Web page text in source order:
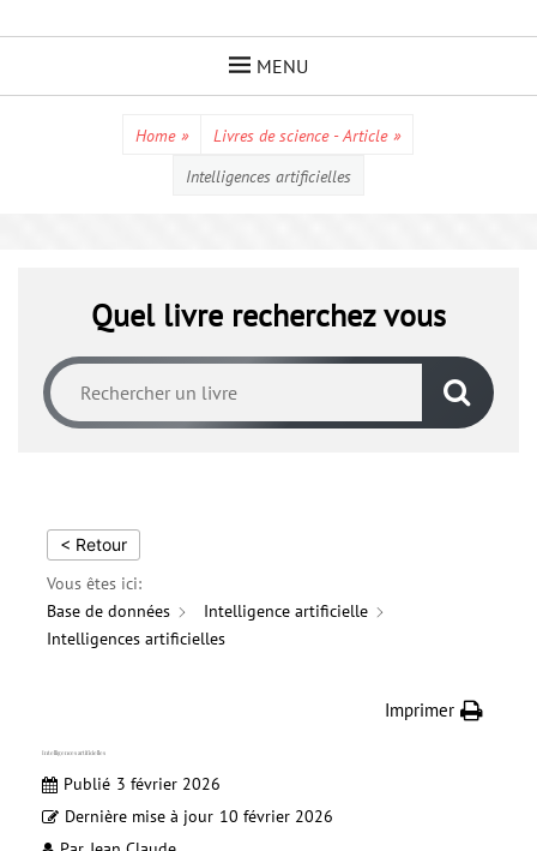
MENU
Home » Livres de science - Article »
Intelligences artificielles
Quel livre recherchez vous
< Retour
Vous êtes ici:
Base de données
Intelligence artificielle
Intelligences artificielles
Imprimer
Intelligences artificielles
Publié 3 février 2026
Dernière mise à jour 10 février 2026